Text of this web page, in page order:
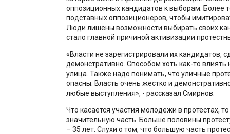
оппозиционных кандидатов к выборам. Более
подставных оппозиционеров, чтобы
Люди лишены возможности выбирать своих
стало главной причиной активизации
«Власти не зарегистрировали их кандидатов,
демонстративно. Способом хоть как-то влиять
улица. Также надо понимать, что уличные
опасны. Власть очень жестко и
любые выступления», - рассказал Смирнов.
Что касается участия молодежи в протестах,
значительную часть. Больше половины
– 35 лет. Слухи о том, что большую часть